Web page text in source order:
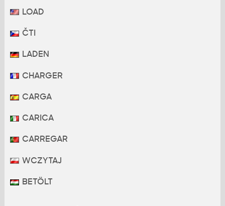
LOAD
ČTI
LADEN
CHARGER
CARGA
CARICA
CARREGAR
WCZYTAJ
BETÖLT